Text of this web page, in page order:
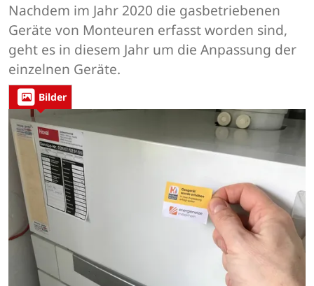
Nachdem im Jahr 2020 die gasbetriebenen
Geräte von Monteuren erfasst worden sind,
geht es in diesem Jahr um die Anpassung der
einzelnen Geräte.
Bilder